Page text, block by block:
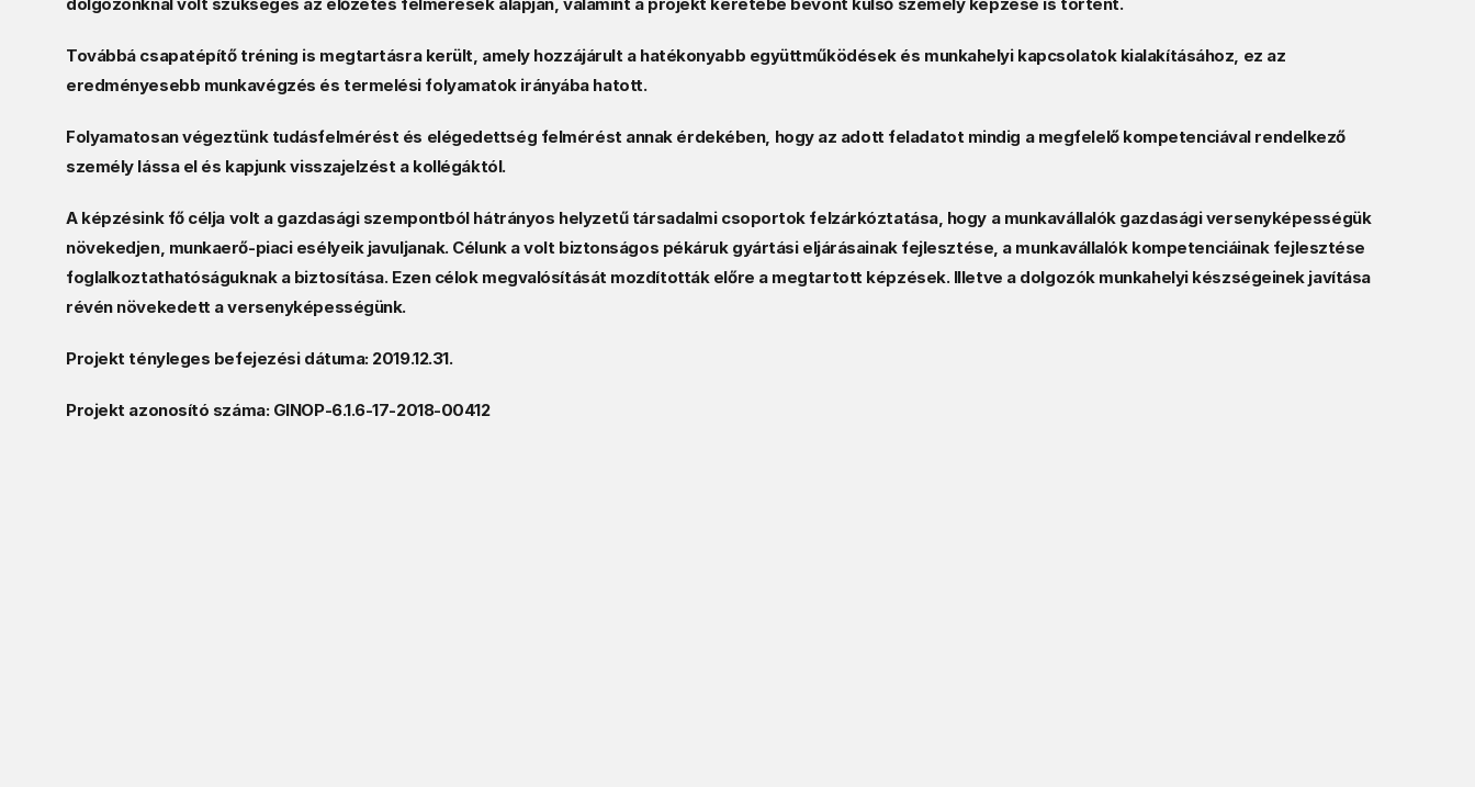
Továbbá csapatépítő tréning is megtartásra került, amely hozzájárult a hatékonyabb együttműködések és munkahelyi kapcsolatok kialakításához, ez az
eredményesebb munkavégzés és termelési folyamatok irányába hatott.
Folyamatosan végeztünk tudásfelmérést és elégedettség felmérést annak érdekében, hogy az adott feladatot mindig a megfelelő kompetenciával rendelkező
személy lássa el és kapjunk visszajelzést a kollégáktól.
A képzésink fő célja volt a gazdasági szempontból hátrányos helyzetű társadalmi csoportok felzárkóztatása, hogy a munkavállalók gazdasági versenyképességük
növekedjen, munkaerő-piaci esélyeik javuljanak. Célunk a volt biztonságos pékáruk gyártási eljárásainak fejlesztése, a munkavállalók kompetenciáinak fejlesztése
foglalkoztathatóságuknak a biztosítása. Ezen célok megvalósítását mozdították előre a megtartott képzések. Illetve a dolgozók munkahelyi készségeinek javítása
révén növekedett a versenyképességünk.
Projekt tényleges befejezési dátuma: 2019.12.31.
Projekt azonosító száma: GINOP-6.1.6-17-2018-00412